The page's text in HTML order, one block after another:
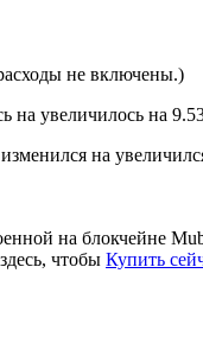
не включены.)
на увеличилось на
на
на блокчейне
чтобы Купить